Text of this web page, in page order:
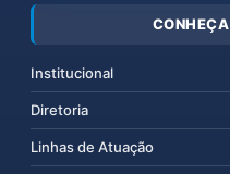
CONHEÇA
Institucional
Diretoria
Linhas de Atuação